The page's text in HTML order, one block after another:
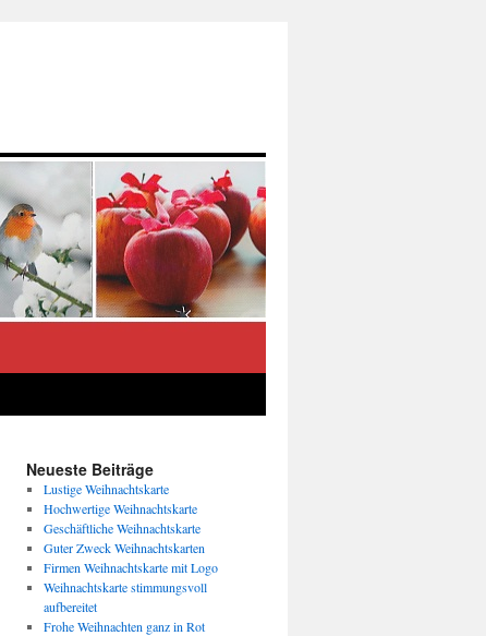
Neueste Beiträge
Lustige Weihnachtskarte
Hochwertige Weihnachtskarte
Geschäftliche Weihnachtskarte
Guter Zweck Weihnachtskarten
Firmen Weihnachtskarte mit Logo
Weihnachtskarte stimmungsvoll
aufbereitet
Frohe Weihnachten ganz in Rot